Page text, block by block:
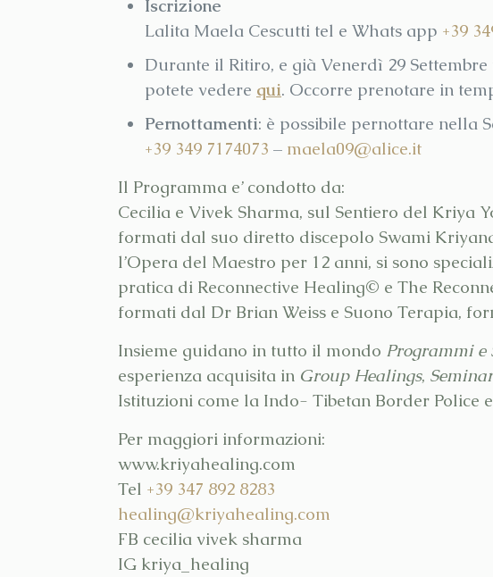
Iscrizione
Lalita Maela Cescutti tel e Whats app +39
Durante il Ritiro, e già Venerdì 29
potete vedere qui. Occorre prenotare in
Pernottamenti: è possibile pernottare nella
+39 349 7174073 – maela09@alice.it
Il Programma e’ condotto da:
Cecilia e Vivek Sharma, sul Sentiero del Kriya
formati dal suo diretto discepolo Swami
l’Opera del Maestro per 12 anni, si sono
pratica di Reconnective Healing© e The
formati dal Dr Brian Weiss e Suono Terapia,
Insieme guidano in tutto il mondo Programmi e
esperienza acquisita in Group Healings,
Istituzioni come la Indo- Tibetan Border Police
Per maggiori informazioni:
www.kriyahealing.com
Tel +39 347 892 8283
healing@kriyahealing.com
FB cecilia vivek sharma
IG kriya_healing